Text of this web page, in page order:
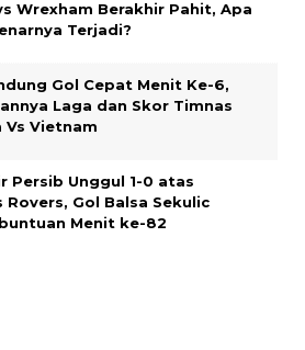
Wrexham Berakhir Pahit, Apa
Terjadi?
Gol Cepat Menit Ke-6,
Laga dan Skor Timnas
Vs Vietnam
Persib Unggul 1-0 atas
Rovers, Gol Balsa Sekulic
Menit ke-82